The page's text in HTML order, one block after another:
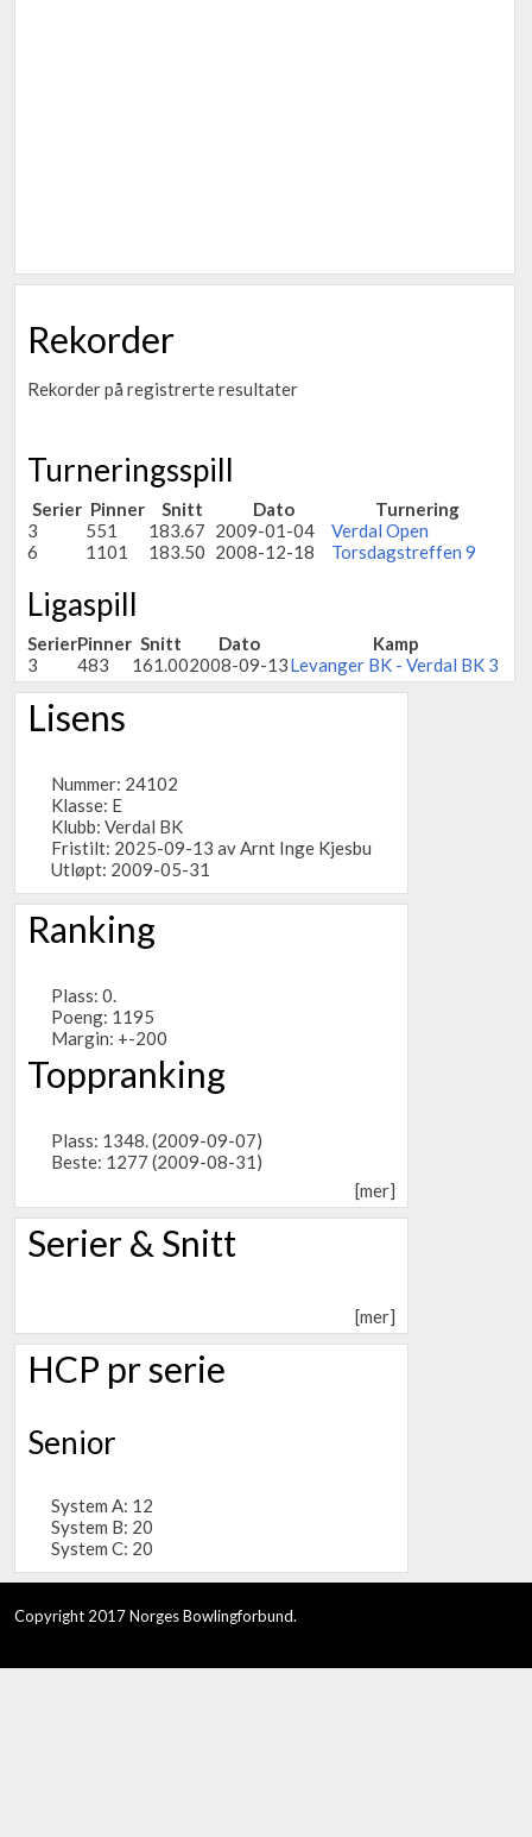
Rekorder
Rekorder på registrerte resultater
Turneringsspill
Serier Pinner Snitt Dato
Turnering
3
551 183.67 2009-01-04
Verdal Open
6
1101 183.50 2008-12-18 Torsdagstreffen 9
Ligaspill
SerierPinner Snitt Dato
Kamp
3
483 161.002008-09-13Levanger BK - Verdal BK 3
Lisens
Nummer: 24102
Klasse: E
Klubb: Verdal BK
Fristilt: 2025-09-13 av Arnt Inge Kjesbu
Utløpt: 2009-05-31
Ranking
Plass: 0.
Poeng: 1195
Margin: +-200
Toppranking
Plass: 1348. (2009-09-07)
Beste: 1277 (2009-08-31)
[mer]
Serier & Snitt
[mer]
HCP pr serie
Senior
System A: 12
System B: 20
System C: 20
Copyright 2017 Norges Bowlingforbund.